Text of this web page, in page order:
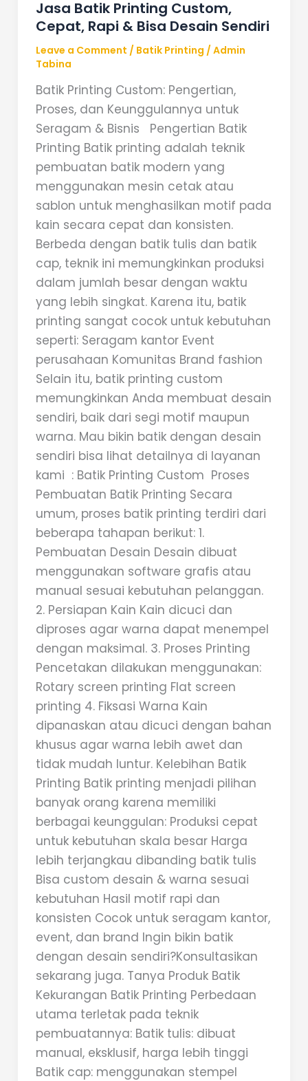
Jasa Batik Printing Custom,
Cepat, Rapi & Bisa Desain Sendiri
Leave a Comment / Batik Printing /Admin
Tabina
Batik Printing Custom: Pengertian,
Proses, dan Keunggulannya untuk
Seragam & Bisnis Pengertian Batik
Printing Batik printing adalah teknik
pembuatan batik modern yang
menggunakan mesin cetak atau
sablon untuk menghasilkan motif pada
kain secara cepat dan konsisten.
Berbeda dengan batik tulis dan batik
cap, teknik ini memungkinkan produksi
dalam jumlah besar dengan waktu
yang lebih singkat. Karena itu, batik
printing sangat cocok untuk kebutuhan
seperti: Seragam kantor Event
perusahaan Komunitas Brand fashion
Selain itu, batik printing custom
memungkinkan Anda membuat desain
sendiri, baik dari segi motif maupun
warna. Mau bikin batik dengan desain
sendiri bisa lihat detailnya di layanan
kami : Batik Printing Custom Proses
Pembuatan Batik Printing Secara
umum, proses batik printing terdiri dari
beberapa tahapan berikut: 1.
Pembuatan Desain Desain dibuat
menggunakan software grafis atau
manual sesuai kebutuhan pelanggan.
2. Persiapan Kain Kain dicuci dan
diproses agar warna dapat menempel
dengan maksimal. 3. Proses Printing
Pencetakan dilakukan menggunakan:
Rotary screen printing Flat screen
printing 4. Fiksasi Warna Kain
dipanaskan atau dicuci dengan bahan
khusus agar warna lebih awet dan
tidak mudah luntur. Kelebihan Batik
Printing Batik printing menjadi pilihan
banyak orang karena memiliki
berbagai keunggulan: Produksi cepat
untuk kebutuhan skala besar Harga
lebih terjangkau dibanding batik tulis
Bisa custom desain & warna sesuai
kebutuhan Hasil motif rapi dan
konsisten Cocok untuk seragam kantor,
event, dan brand Ingin bikin batik
dengan desain sendiri?Konsultasikan
sekarang juga. Tanya Produk Batik
Kekurangan Batik Printing Perbedaan
utama terletak pada teknik
pembuatannya: Batik tulis: dibuat
manual, eksklusif, harga lebih tinggi
Batik cap: menggunakan stempel